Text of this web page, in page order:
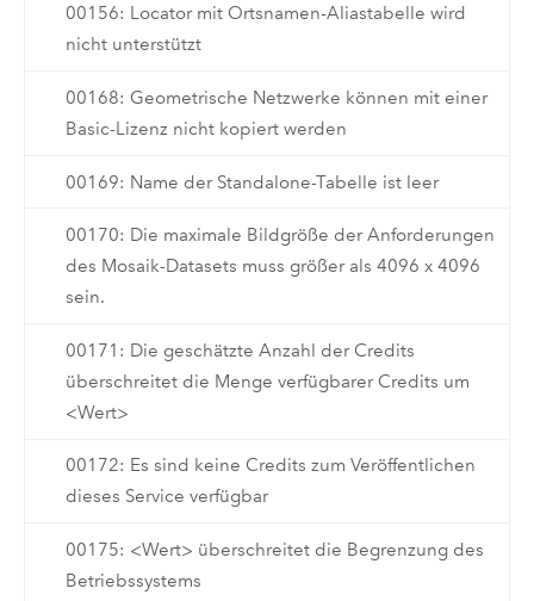
00156: Locator mit Ortsnamen-Aliastabelle wird
nicht unterstützt
00168: Geometrische Netzwerke können mit einer
Basic-Lizenz nicht kopiert werden
00169: Name der Standalone-Tabelle ist leer
00170: Die maximale Bildgröße der Anforderungen
des Mosaik-Datasets muss größer als 4096 x 4096
sein.
00171: Die geschätzte Anzahl der Credits
überschreitet die Menge verfügbarer Credits um
<Wert>
00172: Es sind keine Credits zum Veröffentlichen
dieses Service verfügbar
00175: <Wert> überschreitet die Begrenzung des
Betriebssystems